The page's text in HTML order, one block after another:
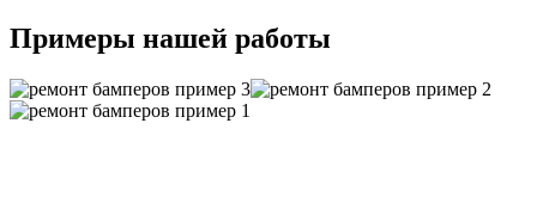
Примеры нашей работы